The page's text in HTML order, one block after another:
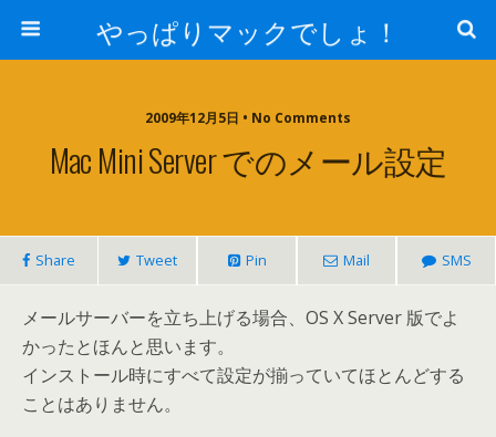
やっぱりマックでしょ！
2009年12月5日 • No Comments
Mac Mini Server でのメール設定
Share Tweet Pin Mail SMS
メールサーバーを立ち上げる場合、OS X Server 版でよ
かったとほんと思います。
インストール時にすべて設定が揃っていてほとんどする
ことはありません。